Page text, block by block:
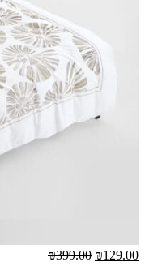
₪129.00
₪399.00